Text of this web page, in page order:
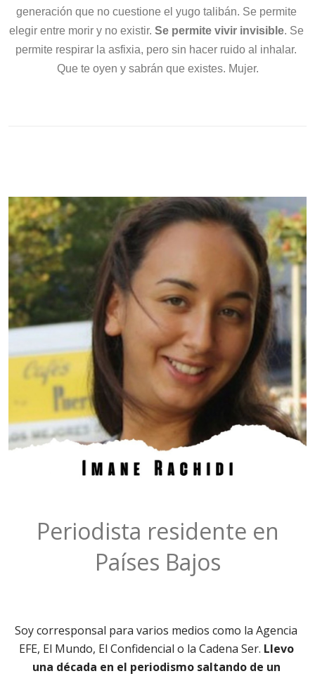
generación que no cuestione el yugo talibán. Se permite
elegir entre morir y no existir. Se permite vivir invisible. Se
permite respirar la asfixia, pero sin hacer ruido al inhalar.
Que te oyen y sabrán que existes. Mujer.
Periodista residente en
Países Bajos
Soy corresponsal para varios medios como la Agencia
EFE, El Mundo, El Confidencial o la Cadena Ser. Llevo
una década en el periodismo saltando de un